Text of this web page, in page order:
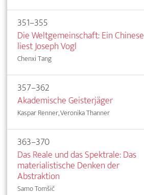
351–355
Die Weltgemeinschaft: Ein Chinese
liest Joseph Vogl
Chenxi Tang
357–362
Akademische Geisterjäger
Kaspar Renner, Veronika Thanner
363–370
Das Reale und das Spektrale: Das
materialistische Denken der
Abstraktion
Samo Tomšič